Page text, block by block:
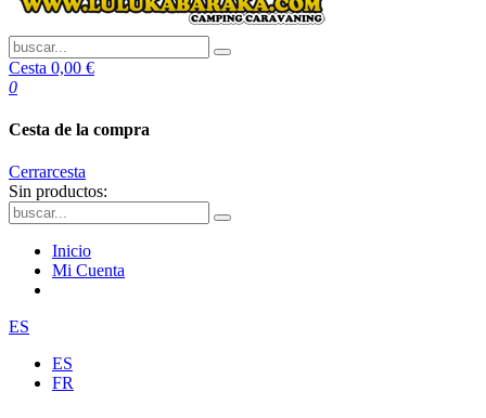
Cesta 0,00 €
0
Cesta de la compra
Cerrarcesta
Sin productos:
Inicio
Mi Cuenta
ES
ES
FR